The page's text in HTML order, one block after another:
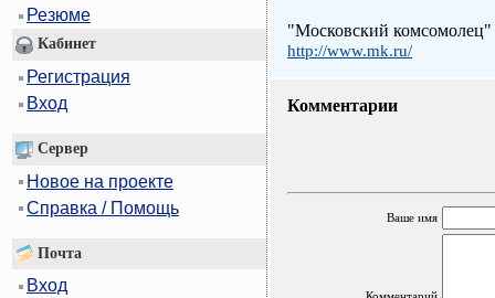
Резюме
Кабинет
Регистрация
Вход
Сервер
Новое на проекте
Справка / Помощь
Почта
Вход
"Московский комсомолец"
http://www.mk.ru/
Комментарии
Ваше имя